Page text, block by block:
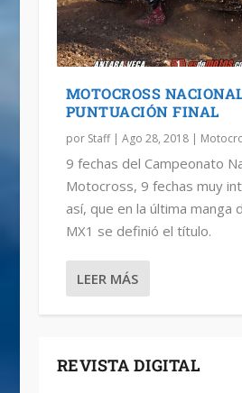
MOTOCROSS
PUNTUACIÓN FINAL
por Staff| Ago 28, 2018|
9 fechas del Campeonato
Motocross, 9 fechas muy
así, que en la última manga
MX1 se definió el título.
LEER MÁS
REVISTA DIGITAL